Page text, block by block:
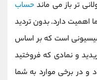
تر باز می ماند حساب
اهمیت دارد. بدون تردید
است که بر اساس
و نمادی که فروختید
در برخی موارد به شما